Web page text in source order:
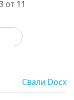
от 11
16754
Свали Docx